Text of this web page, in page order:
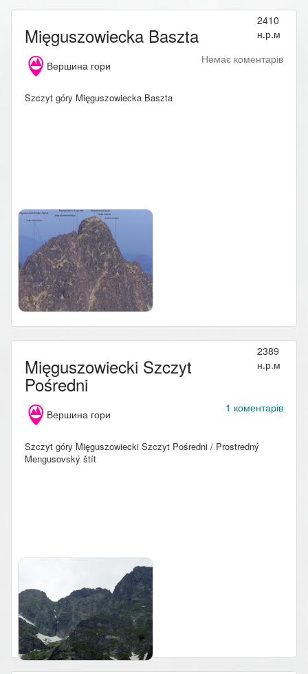
Mięguszowiecka Baszta
2410
н.р.м
Вершина гори
Немає коментарів
Szczyt góry Mięguszowiecka Baszta
Mięguszowiecki Szczyt
Pośredni
2389
н.р.м
Вершина гори
1 коментарів
Szczyt góry Mięguszowiecki Szczyt Pośredni / Prostredný
Mengusovský štít